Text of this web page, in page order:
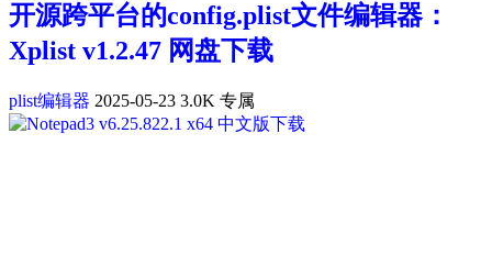
开源跨平台的config.plist文件编辑器：
Xplist v1.2.47 网盘下载
plist编辑器 2025-05-23 3.0K 专属